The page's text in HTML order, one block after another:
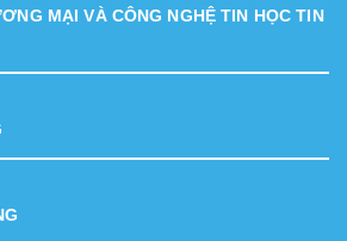
MẠI VÀ CÔNG NGHỆ TIN HỌC TIN